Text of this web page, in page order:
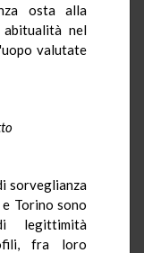
osta alla
nel
valutate
sorveglianza
Torino sono
legittimità
fra loro